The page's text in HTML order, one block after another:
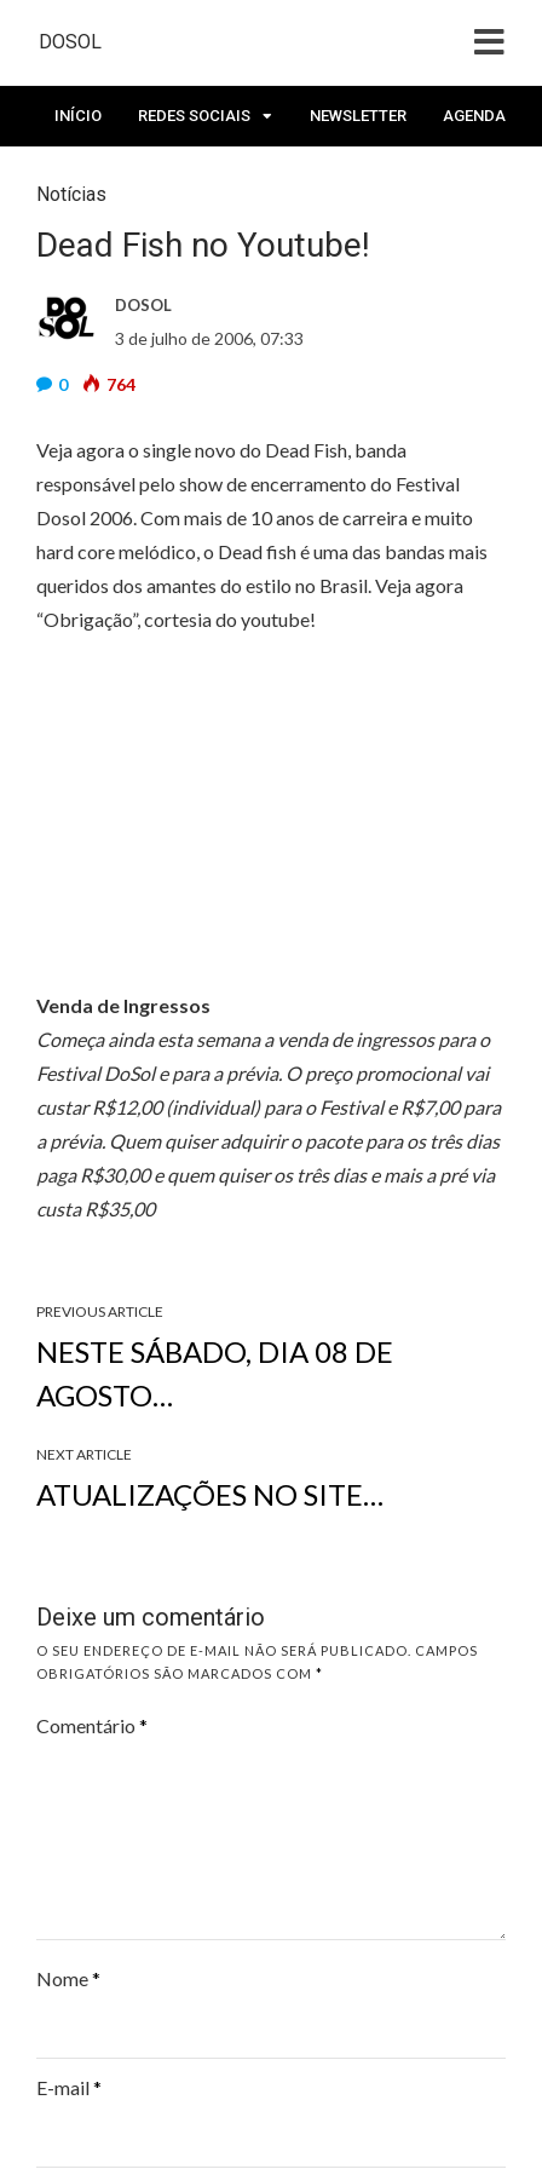
DOSOL
INÍCIO REDES SOCIAIS NEWSLETTER AGENDA
Notícias
Dead Fish no Youtube!
DOSOL
3 de julho de 2006, 07:33
0 764
Veja agora o single novo do Dead Fish, banda
responsável pelo show de encerramento do Festival
Dosol 2006. Com mais de 10 anos de carreira e muito
hard core melódico, o Dead fish é uma das bandas mais
queridos dos amantes do estilo no Brasil. Veja agora
“Obrigação”, cortesia do youtube!
Venda de Ingressos
Começa ainda esta semana a venda de ingressos para o
Festival DoSol e para a prévia. O preço promocional vai
custar R$12,00 (individual) para o Festival e R$7,00 para
a prévia. Quem quiser adquirir o pacote para os três dias
paga R$30,00 e quem quiser os três dias e mais a pré via
custa R$35,00
PREVIOUS ARTICLE
NESTE SÁBADO, DIA 08 DE
AGOSTO…
NEXT ARTICLE
ATUALIZAÇÕES NO SITE…
Deixe um comentário
O SEU ENDEREÇO DE E-MAIL NÃO SERÁ PUBLICADO.
CAMPOS
OBRIGATÓRIOS SÃO MARCADOS COM *
Comentário *
Nome*
E-mail*